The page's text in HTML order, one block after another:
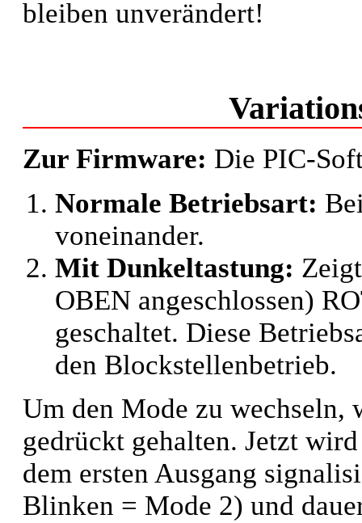
bleiben unverändert!
Zur Firmware: Die PIC-
Normale Betriebsart:
voneinander.
Mit Dunkeltastung:
OBEN angeschlossen)
geschaltet. Diese
den Blockstellenbetrieb.
Um den Mode zu wechseln,
gedrückt gehalten. Jetzt
dem ersten Ausgang
Blinken = Mode 2) und